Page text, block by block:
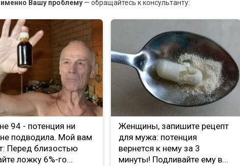
Вашу проблему — обращайтесь к консультанту:
94 - потенция ни
подводила. Мой вам
Перед близостью
ложку 6%-го...
Женщины, запишите рецепт
для мужа: потенция
вернется к нему за 3
минуты! Подливайте ему в...